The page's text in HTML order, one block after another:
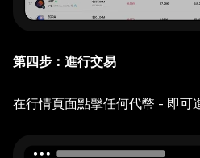
第四步：進行交易
在行情頁面點擊任何代幣 - 即可